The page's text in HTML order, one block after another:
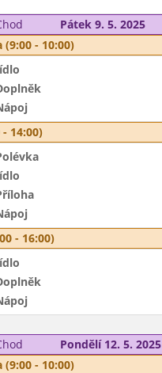
Pátek 9. 5. 2025
- 10:00)
14:00)
- 16:00)
Pondělí 12. 5. 2025
- 10:00)